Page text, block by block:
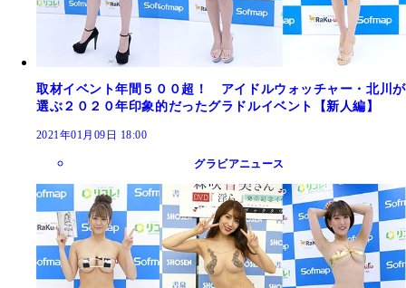
取材イベント年間５００超！ アイドルウォッチャー・北川が
選ぶ２０２０年印象的だったグラドルイベント【新人編】
2021年01月09日 18:00
グラビアニュース